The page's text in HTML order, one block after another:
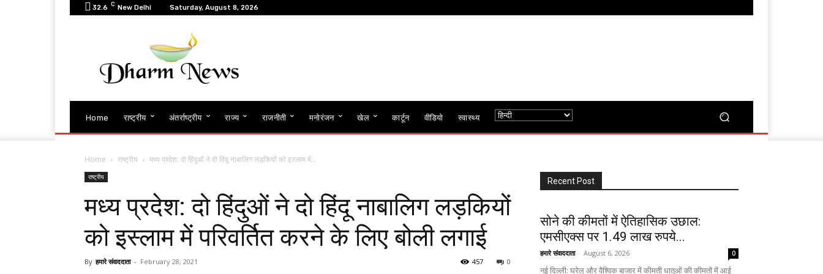
32.6 C New Delhi Saturday, August 8, 2026
Home राष्ट्रीय अंतर्राष्ट्रीय राज्य राजनीती मनोरंजन खेल कार्टून वीडियो स्वास्थ्य
Home राष्ट्रीय मध्य प्रदेश: दो हिंदुओं ने दो हिंदू नाबालिग लड़कियों को इस्लाम में...
राष्ट्रीय
मध्य प्रदेश: दो हिंदुओं ने दो हिंदू नाबालिग लड़कियों
को इस्लाम में परिवर्तित करने के लिए बोली लगाई
By हमारे संवाददाता - February 28, 2021 0
457
Recent Post
सोने की कीमतों में ऐतिहासिक उछाल:
एमसीएक्स पर 1.49 लाख रुपये...
हमारे संवाददाता - August 6, 2026 0
नई दिल्ली: घरेलू और वैश्विक बाजार में कीमती धातुओं की कीमतों में आई